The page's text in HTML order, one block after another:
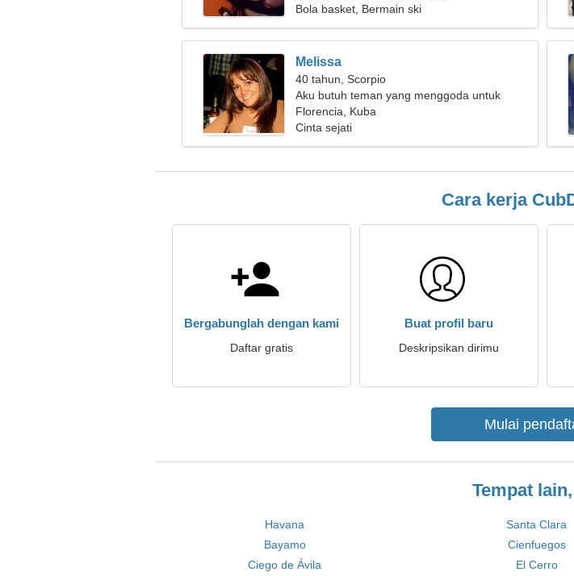
Bola basket, Bermain ski
Melissa
40 tahun, Scorpio
Aku butuh teman yang menggoda untuk
bermain ski bersama
Florencia, Kuba
Cinta sejati
Cara kerja
Bergabunglah dengan kami
Daftar gratis
Buat profil baru
Deskripsikan dirimu
Mulai
Tempat
Havana Santa Clara
Bayamo
Cienfuegos
Ciego de Ávila
El Cerro